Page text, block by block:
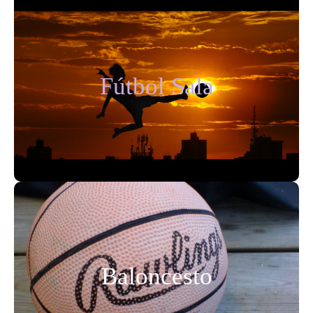
Fútbol Sala
Fútbol Sala
El deporte por excelencia. Una actividad que se
desarrolla por equipos, lo que hace que se fomenten
las relaciones sociales, resaltando la importancia de
trabajar en equipo y ayudando a mejorar su
confianza en los demás, su rendimiento físico y
mental.
Baloncesto
Baloncesto
La práctica del ejercicio físico beneficia a los
jóvenes, estimula su desarrollo y les garantiza una
vida saludable. Con este deporte en equipo